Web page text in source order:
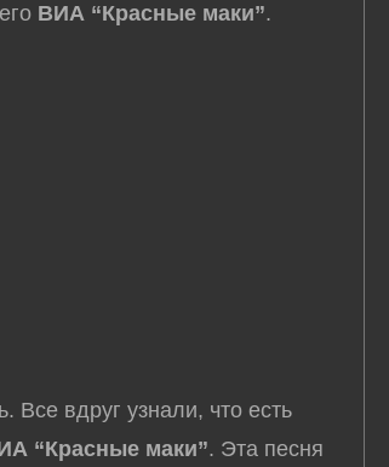
ВИА “Красные маки”.
Все вдруг узнали, что есть
“Красные маки”. Эта песня